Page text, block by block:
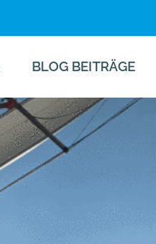
BLOG BEITRÄGE